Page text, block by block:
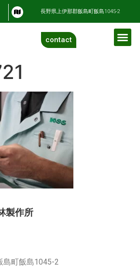
長野県上伊那郡飯島町飯島1045-2
contact
製作所
島町飯島1045-2